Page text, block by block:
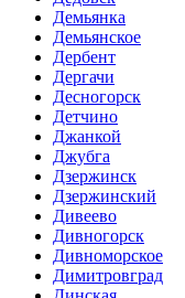
Демьянка
Демьянское
Дербент
Дергачи
Десногорск
Детчино
Джанкой
Джубга
Дзержинск
Дзержинский
Дивеево
Дивногорск
Дивноморское
Димитровград